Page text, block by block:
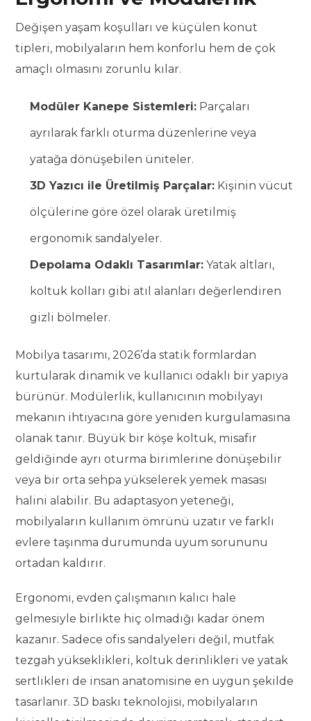
Değişen yaşam koşulları ve küçülen konut
tipleri, mobilyaların hem konforlu hem de çok
amaçlı olmasını zorunlu kılar.
Modüler Kanepe Sistemleri: Parçaları
ayrılarak farklı oturma düzenlerine veya
yatağa dönüşebilen üniteler.
3D Yazıcı ile Üretilmiş Parçalar: Kişinin vücut
ölçülerine göre özel olarak üretilmiş
ergonomik sandalyeler.
Depolama Odaklı Tasarımlar: Yatak altları,
koltuk kolları gibi atıl alanları değerlendiren
gizli bölmeler.
Mobilya tasarımı, 2026’da statik formlardan
kurtularak dinamik ve kullanıcı odaklı bir yapıya
bürünür. Modülerlik, kullanıcının mobilyayı
mekanın ihtiyacına göre yeniden kurgulamasına
olanak tanır. Büyük bir köşe koltuk, misafir
geldiğinde ayrı oturma birimlerine dönüşebilir
veya bir orta sehpa yükselerek yemek masası
halini alabilir. Bu adaptasyon yeteneği,
mobilyaların kullanım ömrünü uzatır ve farklı
evlere taşınma durumunda uyum sorununu
ortadan kaldırır.
Ergonomi, evden çalışmanın kalıcı hale
gelmesiyle birlikte hiç olmadığı kadar önem
kazanır. Sadece ofis sandalyeleri değil, mutfak
tezgah yükseklikleri, koltuk derinlikleri ve yatak
sertlikleri de insan anatomisine en uygun şekilde
tasarlanır. 3D baskı teknolojisi, mobilyaların